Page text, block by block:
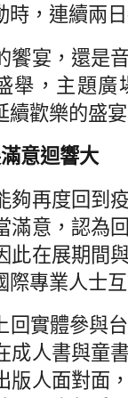
時，連續兩
饗宴，還是
舉，主題
續歡樂的盛
意迴響大
夠再度回到
滿意，認為
此在展期間
際專業人士
回實體參與
成人書與童
版人面對面